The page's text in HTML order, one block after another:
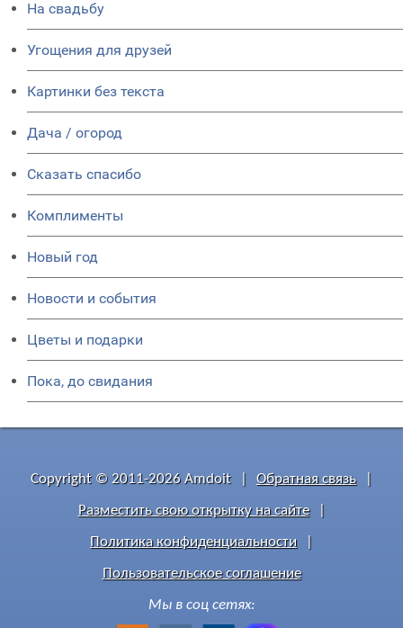
На свадьбу
Угощения для друзей
Картинки без текста
Дача / огород
Сказать спасибо
Комплименты
Новый год
Новости и события
Цветы и подарки
Пока, до свидания
Copyright © 2011-2026 Amdoit Обратная связь
Разместить свою открытку на сайте
Политика конфиденциальности
Пользовательское соглашение
Мы в соц сетях: